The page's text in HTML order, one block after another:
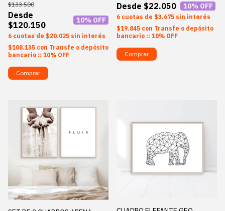
$120.150
$133.500
10% OFF
6 $20.025 sin interés
$108.135 con Transfe o depósito
bancario :: 10% OFF
Comprar
$22.050 10% OFF
6 $3.675 sin interés
$19.845 con Transfe o depósito
bancario :: 10% OFF
Comprar